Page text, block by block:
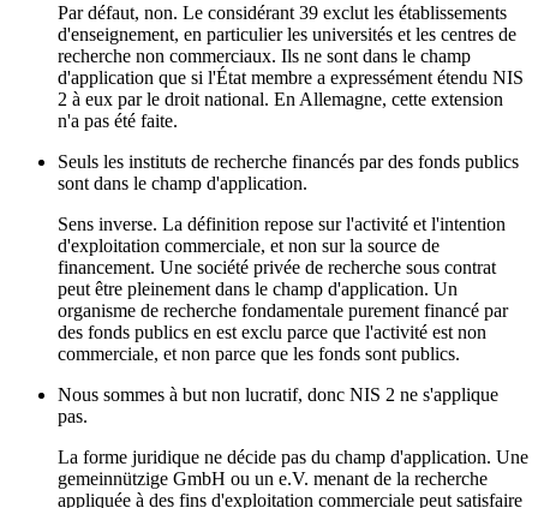
Par défaut, non. Le considérant 39 exclut les établissements
d'enseignement, en particulier les universités et les centres de
recherche non commerciaux. Ils ne sont dans le champ
d'application que si l'État membre a expressément étendu NIS
2 à eux par le droit national. En Allemagne, cette extension
n'a pas été faite.
Seuls les instituts de recherche financés par des fonds publics
sont dans le champ d'application.
Sens inverse. La définition repose sur l'activité et l'intention
d'exploitation commerciale, et non sur la source de
financement. Une société privée de recherche sous contrat
peut être pleinement dans le champ d'application. Un
organisme de recherche fondamentale purement financé par
des fonds publics en est exclu parce que l'activité est non
commerciale, et non parce que les fonds sont publics.
Nous sommes à but non lucratif, donc NIS 2 ne s'applique
pas.
La forme juridique ne décide pas du champ d'application. Une
gemeinnützige GmbH ou un e.V. menant de la recherche
appliquée à des fins d'exploitation commerciale peut satisfaire